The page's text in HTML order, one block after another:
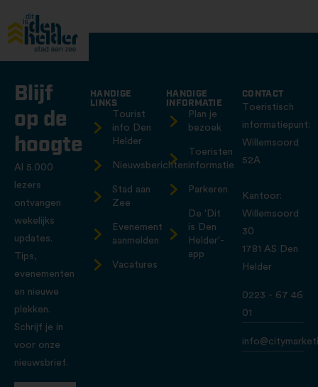
Blijf
op de
hoogte
Al 5.000
lezers
ontvangen
wekelijks
updates.
Tips,
evenementen
en nieuwe
plekken.
Schrijf je in
voor onze
nieuwsbrief.
HANDIGE
LINKS
Tourist
info Den
Helder
Nieuwsberichten
Stad aan
Zee
Evenement
aanmelden
Vacatures
HANDIGE
INFORMATIE
Plan je
bezoek
Toeristen
informatie
Parkeren
De 'Dit
is Den
Helder'-
app
CONTACT
Toeristisch
informatiepunt:
Willemsoord
52A
Kantoor:
Willemsoord
30
1781 AS Den
Helder
0223 - 67 46
01